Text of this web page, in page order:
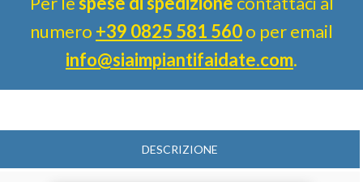
numero +39 0825 581 560o per email
info@siaimpiantifaidate.com.
DESCRIZIONE